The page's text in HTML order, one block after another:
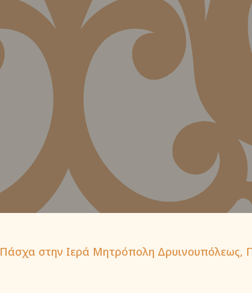
Πάσχα στην Ιερά Μητρόπολη Δρυινουπόλεως,